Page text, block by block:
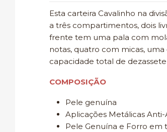
Esta carteira Cavalinho na
a três compartimentos, dois
frente tem uma pala com
notas, quatro com micas,
capacidade total de
COMPOSIÇÃO
Pele genuína
Aplicações Metálicas Anti-
Pele Genuína e Forro em